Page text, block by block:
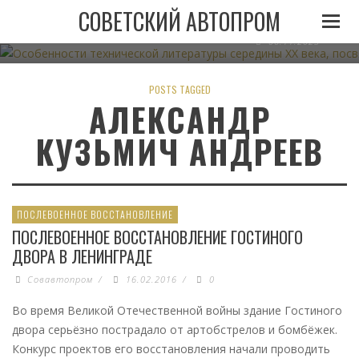
СОВЕТСКИЙ АВТОПРОМ
ОСОБЕННОСТИ ТЕХНИЧЕСКОЙ ЛИТЕРАТУРЫ
АВТОМОБИЛЬНОМУ
06.11.2023
POSTS TAGGED
АЛЕКСАНДР
КУЗЬМИЧ АНДРЕЕВ
ПОСЛЕВОЕННОЕ ВОССТАНОВЛЕНИЕ
ПОСЛЕВОЕННОЕ ВОССТАНОВЛЕНИЕ ГОСТИНОГО
ДВОРА В ЛЕНИНГРАДЕ
Совавтопром / 16.02.2016 / 0
Во время Великой Отечественной войны здание Гостиного
двора серьёзно пострадало от артобстрелов и бомбёжек.
Конкурс проектов его восстановления начали проводить